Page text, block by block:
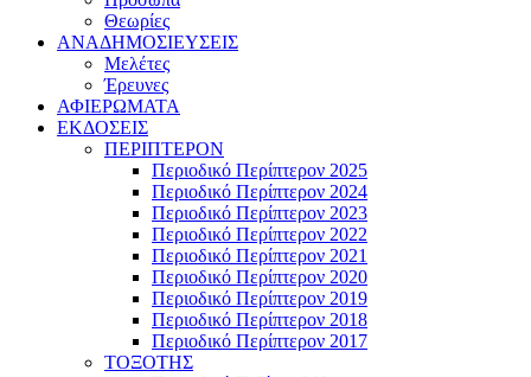
Θεωρίες
ΑΝΑΔΗΜΟΣΙΕΥΣΕΙΣ
Μελέτες
Έρευνες
ΑΦΙΕΡΩΜΑΤΑ
ΕΚΔΟΣΕΙΣ
ΠΕΡΙΠΤΕΡΟΝ
Περιοδικό Περίπτερον 2025
Περιοδικό Περίπτερον 2024
Περιοδικό Περίπτερον 2023
Περιοδικό Περίπτερον 2022
Περιοδικό Περίπτερον 2021
Περιοδικό Περίπτερον 2020
Περιοδικό Περίπτερον 2019
Περιοδικό Περίπτερον 2018
Περιοδικό Περίπτερον 2017
ΤΟΞΟΤΗΣ